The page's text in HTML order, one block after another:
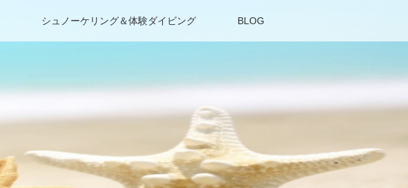
シュノーケリング＆体験ダイビング BLOG